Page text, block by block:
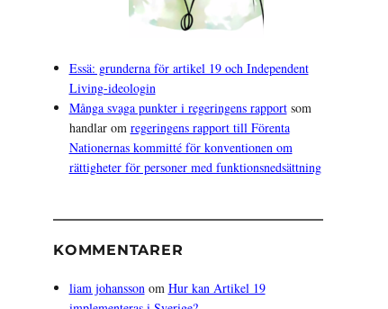
Essä: grunderna för artikel 19 och Independent
Living-ideologin
Många svaga punkter i regeringens rapportsom
handlar om regeringens rapport till Förenta
Nationernas kommitté för konventionen om
rättigheter för personer med funktionsnedsättning
KOMMENTARER
liam johanssonom Hur kan Artikel 19